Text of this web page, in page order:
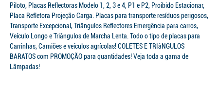
Piloto, Placas Reflectoras Modelo 1, 2, 3 e 4, P1 e P2, Proibido Estacionar,
Placa Refletora Projeção Carga. Placas para transporte resíduos perigosos,
Transporte Excepcional, Triângulos Reflectores Emergência para carros,
Veículo Longo e Triângulos de Marcha Lenta. Todo o tipo de placas para
Carrinhas, Camiões e veículos agrícolas! COLETES E TRIâNGULOS
BARATOS com PROMOÇÃO para quantidades! Veja toda a gama de
Lâmpadas!